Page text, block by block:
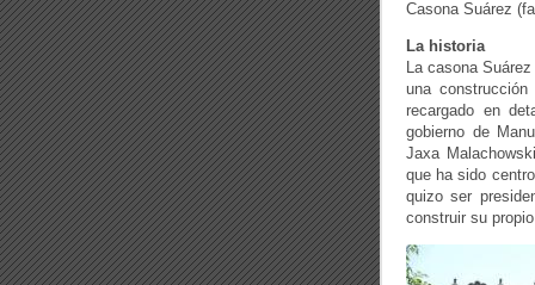
Casona Suárez
La historia
La casona
una
recargado en
gobierno de
Jaxa
que ha sido
quizo ser
construir su